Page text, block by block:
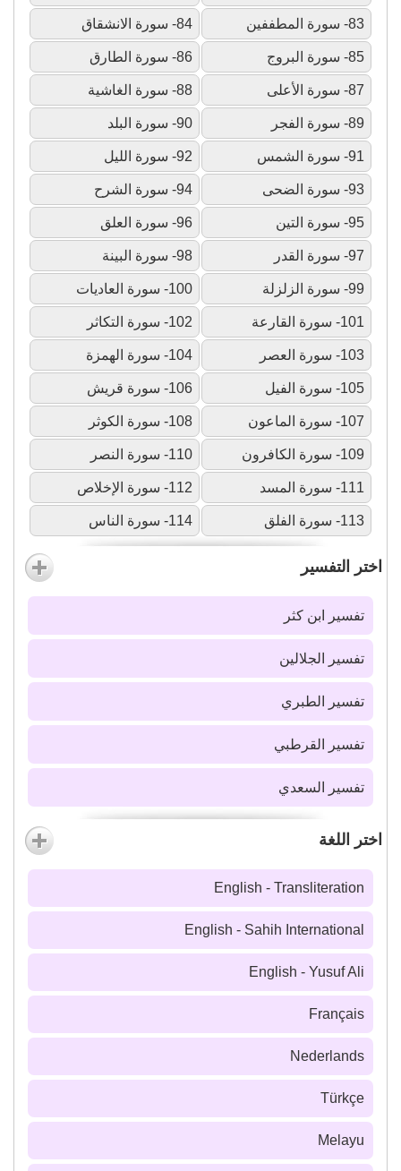
83- سورة المطففين 84- سورة الانشقاق
85- سورة البروج 86- سورة الطارق
87- سورة الأعلى 88- سورة الغاشية
89- سورة الفجر 90- سورة البلد
91- سورة الشمس 92- سورة الليل
93- سورة الضحى 94- سورة الشرح
95- سورة التين 96- سورة العلق
97- سورة القدر 98- سورة البينة
99- سورة الزلزلة 100- سورة العاديات
101- سورة القارعة 102- سورة التكاثر
103- سورة العصر 104- سورة الهمزة
105- سورة الفيل 106- سورة قريش
107- سورة الماعون 108- سورة الكوثر
109- سورة الكافرون 110- سورة النصر
111- سورة المسد 112- سورة الإخلاص
113- سورة الفلق 114- سورة الناس
اختر التفسير
تفسير ابن كثر
تفسير الجلالين
تفسير الطبري
تفسير القرطبي
تفسير السعدي
اختر اللغة
English - Transliteration
English - Sahih International
English - Yusuf Ali
Français
Nederlands
Türkçe
Melayu